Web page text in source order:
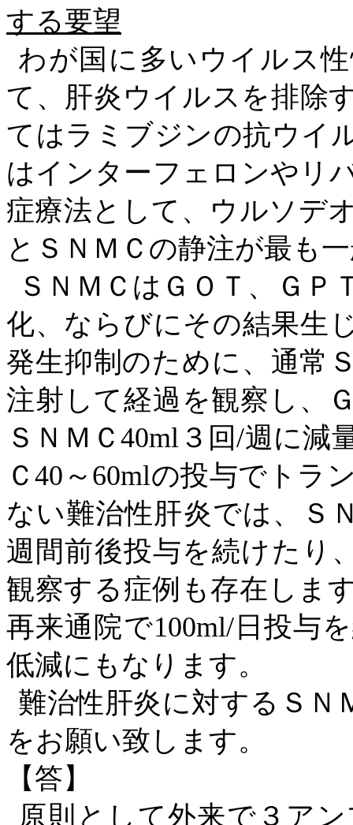
する要望
わが国に多いウイルス
て、肝炎ウイルスを排除
てはラミブジンの抗ウイ
はインターフェロンやリ
症療法として、ウルソデ
とＳＮＭＣの静注が最も
ＳＮＭＣはＧＯＴ、ＧＰ
化、ならびにその結果生
発生抑制のために、通常
注射して経過を観察し、
ＳＮＭＣ40ml３回/週に減
Ｃ40～60mlの投与でトラ
ない難治性肝炎では、Ｓ
週間前後投与を続けたり
観察する症例も存在しま
再来通院で100ml/日投与
低減にもなります。
難治性肝炎に対するＳＮ
をお願い致します。
【答】
原則として外来で３ア